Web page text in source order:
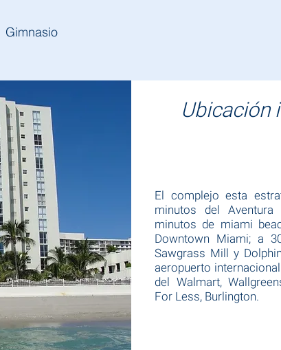
Gimnasio
Ubicación
El complejo esta
minutos del
minutos de miami
Downtown Miami; a
Sawgrass Mill y
aeropuerto
del Walmart,
For Less, Burlington.